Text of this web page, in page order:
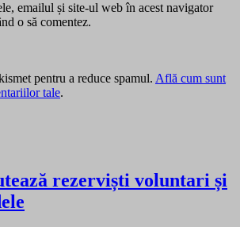
emailul și site-ul web în acest navigator
o să comentez.
pentru a reduce spamul. Află cum sunt
tale.
rezerviști voluntari și